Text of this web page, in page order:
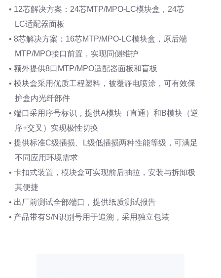
• 12芯解决方案：24芯MTP/MPO-LC模块盒，24芯
LC适配器面板
• 8芯解决方案：16芯MTP/MPO-LC模块盒，原后端
MTP/MPO接口前置，实现同侧维护
• 额外提供8口MTP/MPO适配器面板和盲板
• 模块盒采用优质工程塑料，被覆静电喷涂，可有效保
护盒内光纤部件
• 端口采用序号标识，提供A模块（直通）和B模块（逆
序+交叉）实现极性切换
• 提供标准C级插损、L级低插损两种性能等级，可满足
不同应用环境需求
• 卡扣式装置，模块盒可实现前后抽拉，安装与拆卸极
其便捷
• 出厂前测试全部端口，提供纸质测试报告
• 产品带有S/N识别号用于追溯，采用独立包装